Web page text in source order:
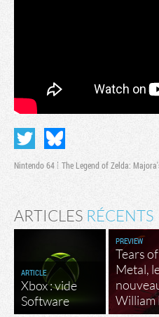
Nintendo 64 The Legend of Zelda:
ARTICLES RÉCENTS
ARTICLE
Xbox : vide
Software
PREVIEW
Tears of
Metal,
William